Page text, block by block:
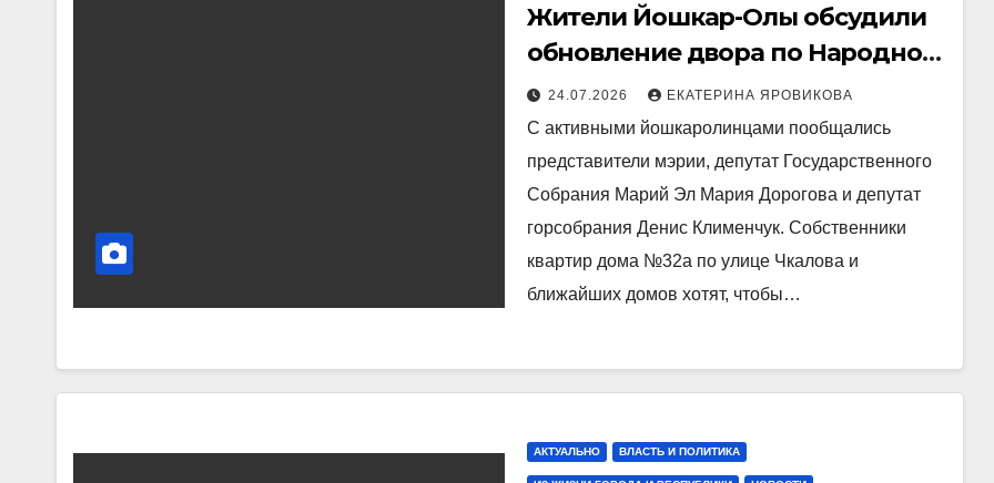
Жители Йошкар-Олы обсудили
обновление двора по Народной
программе «Единой России»
24.07.2026 ЕКАТЕРИНА ЯРОВИКОВА
С активными йошкаролинцами пообщались
представители мэрии, депутат Государственного
Собрания Марий Эл Мария Дорогова и депутат
горсобрания Денис Клименчук. Собственники
квартир дома №32а по улице Чкалова и
ближайших домов хотят, чтобы…
АКТУАЛЬНО ВЛАСТЬ И ПОЛИТИКА